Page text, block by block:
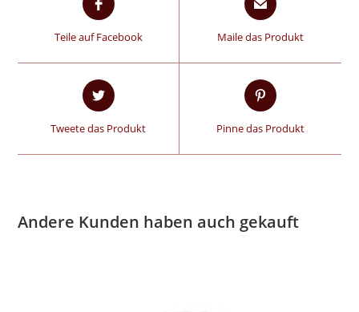
Teile auf Facebook Maile das Produkt
Tweete das Produkt Pinne das Produkt
Andere Kunden haben auch gekauft